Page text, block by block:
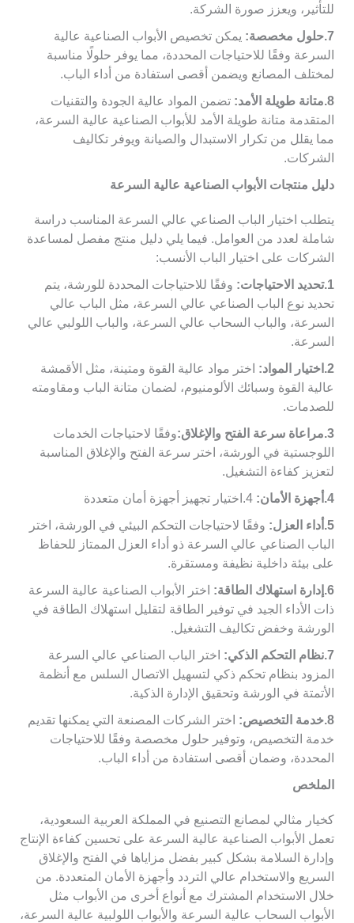
للتأثير، ويعزز صورة الشركة.
7.حلول مخصصة:
يمكن تخصيص الأبواب الصناعية عالية
السرعة وفقًا للاحتياجات المحددة، مما يوفر حلولًا مناسبة
لمختلف المصانع ويضمن أقصى استفادة من أداء الباب.
8.متانة طويلة الأمد:
تضمن المواد عالية الجودة والتقنيات
المتقدمة متانة طويلة الأمد للأبواب الصناعية عالية السرعة،
مما يقلل من تكرار الاستبدال والصيانة ويوفر تكاليف
الشركات.
دليل منتجات الأبواب الصناعية عالية السرعة
يتطلب اختيار الباب الصناعي عالي السرعة المناسب دراسة
شاملة لعدد من العوامل. فيما يلي دليل منتج مفصل لمساعدة
الشركات على اختيار الباب الأنسب:
1.تحديد الاحتياجات:
وفقًا للاحتياجات المحددة للورشة، يتم
تحديد نوع الباب الصناعي عالي السرعة، مثل الباب عالي
السرعة، والباب السحاب عالي السرعة، والباب اللولبي عالي
السرعة.
2.اختيار المواد:
اختر مواد عالية القوة ومتينة، مثل الأقمشة
عالية القوة وسبائك الألومنيوم، لضمان متانة الباب ومقاومته
للصدمات.
3.مراعاة سرعة الفتح والإغلاق:
وفقًا لاحتياجات الخدمات
اللوجستية في الورشة، اختر سرعة الفتح والإغلاق المناسبة
لتعزيز كفاءة التشغيل.
4. أجهزة الأمان:
5.أداء العزل:
وفقًا لاحتياجات التحكم البيئي في الورشة، اختر
الباب الصناعي عالي السرعة ذو أداء العزل الممتاز للحفاظ
على بيئة داخلية نظيفة ومستقرة.
6.إدارة استهلاك الطاقة:
اختر الأبواب الصناعية عالية السرعة
ذات الأداء الجيد في توفير الطاقة لتقليل استهلاك الطاقة في
الورشة وخفض تكاليف التشغيل.
7.نظام التحكم الذكي:
اختر الباب الصناعي عالي السرعة
المزود بنظام تحكم ذكي لتسهيل الاتصال السلس مع أنظمة
الأتمتة في الورشة وتحقيق الإدارة الذكية.
8.خدمة التخصيص:
اختر الشركات المصنعة التي يمكنها تقديم
خدمة التخصيص، وتوفير حلول مخصصة وفقًا للاحتياجات
المحددة، وضمان أقصى استفادة من أداء الباب.
الملخص
كخيار مثالي لمصانع التصنيع في المملكة العربية السعودية،
تعمل الأبواب الصناعية عالية السرعة على تحسين كفاءة الإنتاج
وإدارة السلامة بشكل كبير بفضل مزاياها في الفتح والإغلاق
السريع والاستخدام عالي التردد وأجهزة الأمان المتعددة. من
خلال الاستخدام المشترك مع أنواع أخرى من الأبواب مثل
الأبواب السحاب عالية السرعة والأبواب اللولبية عالية السرعة،